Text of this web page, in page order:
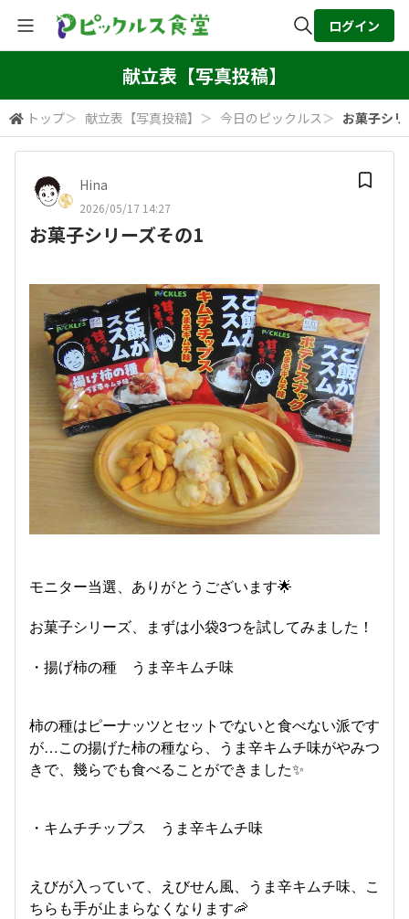
検索
ログイン
献立表【写真投稿】
トップ＞ 献立表【写真投稿】 ＞ 今日のピックルス＞ お菓子シ
Hina
2026/05/17 14:27
お菓子シリーズその1
モニター当選、ありがとうございます🌟
お菓子シリーズ、まずは小袋3つを試してみました！
・揚げ柿の種 うま辛キムチ味
柿の種はピーナッツとセットでないと食べない派です
が…この揚げた柿の種なら、うま辛キムチ味がやみつ
きで、幾らでも食べることができました✨
・キムチチップス うま辛キムチ味
えびが入っていて、えびせん風、うま辛キムチ味、こ
ちらも手が止まらなくなります🦐